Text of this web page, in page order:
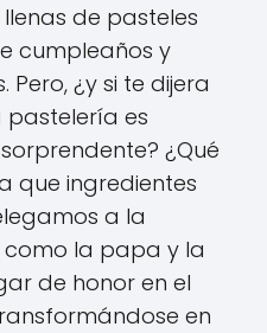
de pasteles
cumpleaños y
¿y si te dijera
pastelería es
¿Qué
que ingredientes
a la
la papa y la
de honor en el
en